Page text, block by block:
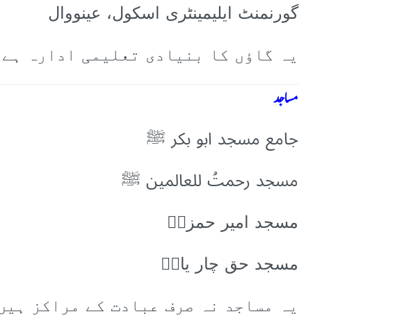
گورنمنٹ ایلیمینٹری اسکول، عینووال
یہ گاؤں کا بنیادی تعلیمی ادارہ
مساجد
جامع مسجد ابو بکر ﷺ
مسجد رحمتُ للعالمین ﷺ
مسجد امیر حمزہؓ
مسجد حق چار یارؓ
یہ مساجد نہ صرف عبادت کے مراکز